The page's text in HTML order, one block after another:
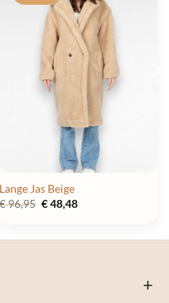
Lange Jas Beige
€96,95 Oorspronkelijke
€48,48Huidige